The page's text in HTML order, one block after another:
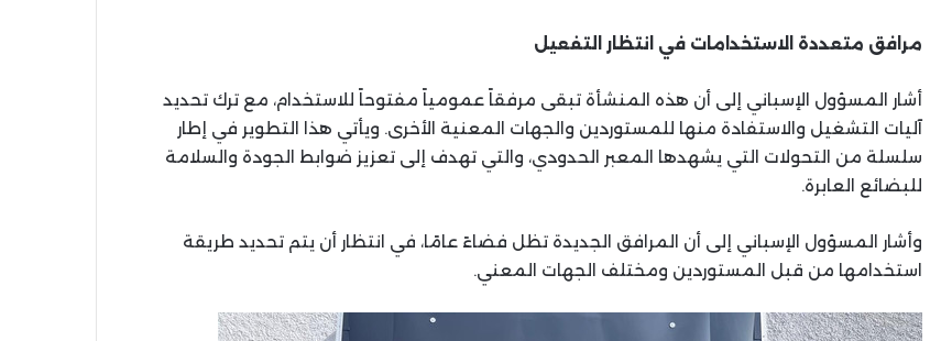
مرافق متعددة الاستخدامات في انتظار التفعيل
أشار المسؤول الإسباني إلى أن هذه المنشأة تبقى مرفقاً عمومياً مفتوحاً للاستخدام، مع ترك تحديد
آليات التشغيل والاستفادة منها للمستوردين والجهات المعنية الأخرى. ويأتي هذا التطوير في إطار
سلسلة من التحولات التي يشهدها المعبر الحدودي، والتي تهدف إلى تعزيز ضوابط الجودة والسلامة
للبضائع العابرة.
وأشار المسؤول الإسباني إلى أن المرافق الجديدة تظل فضاءً عامًا، في انتظار أن يتم تحديد طريقة
استخدامها من قبل المستوردين ومختلف الجهات المعني.